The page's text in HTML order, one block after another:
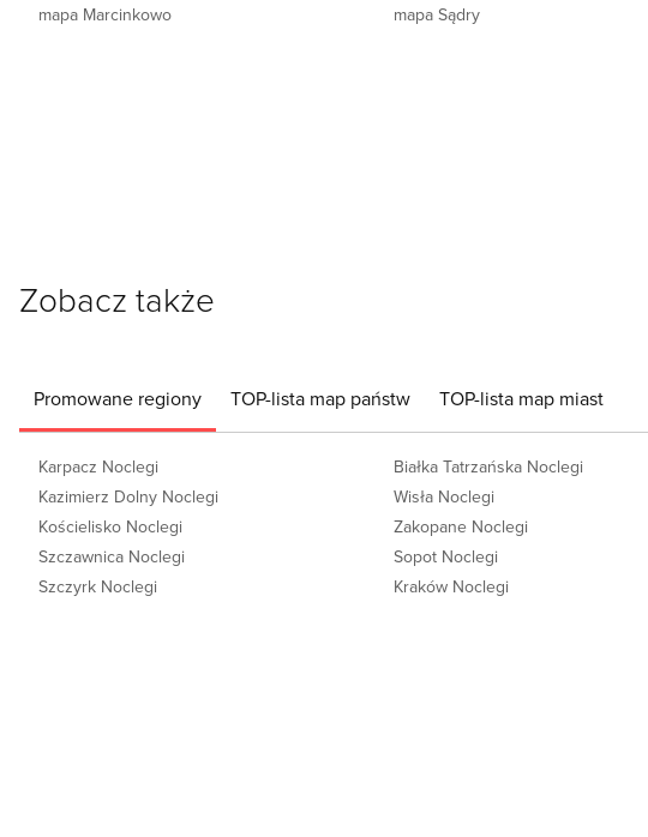
mapa Marcinkowo
mapa Sądry
Zobacz także
Promowane regiony TOP-lista map państw TOP-lista map miast
Karpacz Noclegi
Kazimierz Dolny Noclegi
Kościelisko Noclegi
Szczawnica Noclegi
Szczyrk Noclegi
Białka Tatrzańska Noclegi
Wisła Noclegi
Zakopane Noclegi
Sopot Noclegi
Kraków Noclegi